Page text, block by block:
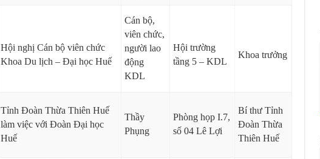
Hội nghị Cán bộ viên chức
Khoa Du lịch – Đại học Huế
Cán bộ,
viên chức,
người lao
động
KDL
Hội trường
tầng 5 – KDL
Khoa trưởng
Tỉnh Đoàn Thừa Thiên Huế
làm việc với Đoàn Đại học
Huế
Thầy
Phụng
Phòng họp I.7,
số 04 Lê Lợi
Bí thư Tỉnh
Đoàn Thừa
Thiên Huế